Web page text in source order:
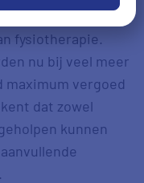
fysiotherapie.
nu bij veel meer
vergoed
dat zowel
kunnen